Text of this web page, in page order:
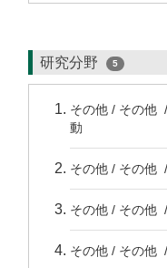
研究分野 5
その他 / その他
動
その他 / その他
その他 / その他
その他 / その他